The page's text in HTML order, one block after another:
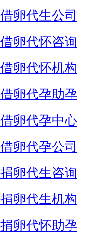
借卵代生公司
借卵代怀咨询
借卵代怀机构
借卵代孕助孕
借卵代孕中心
借卵代孕公司
捐卵代生咨询
捐卵代生机构
捐卵代怀助孕